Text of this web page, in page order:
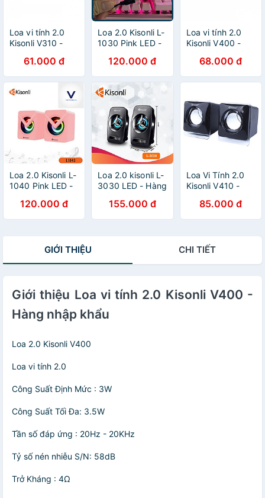
Loa vi tính 2.0
Kisonli V310 -
61.000 đ
Loa 2.0 Kisonli L-
1030 Pink LED -
120.000 đ
Loa vi tính 2.0
Kisonli V400 -
68.000 đ
Loa 2.0 Kisonli L-
1040 Pink LED -
120.000 đ
Loa 2.0 kisonli L-
3030 LED - Hàng
155.000 đ
Loa Vi Tính 2.0
Kisonli V410 -
85.000 đ
GIỚI THIỆU CHI TIẾT
Giới thiệu Loa vi tính 2.0 Kisonli V400 -
Hàng nhập khẩu
Loa 2.0 Kisonli V400
Loa vi tính 2.0
Công Suất Định Mức : 3W
Công Suất Tối Đa: 3.5W
Tần số đáp ứng : 20Hz - 20KHz
Tỷ số nén nhiễu S/N: 58dB
Trở Kháng : 4Ω